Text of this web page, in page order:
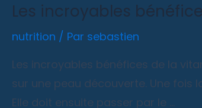
Les incroyables
nutrition / Par sebastien
Les incroyables bénéfices de la
sur une peau découverte. Une fois
Elle doit ensuite passer par le …